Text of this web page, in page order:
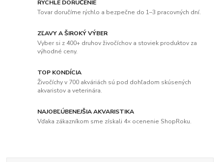
RÝCHLE DORUČENIE
Tovar doručíme rýchlo a bezpečne do 1–3 pracovných dní.
ZĽAVY A ŠIROKÝ VÝBER
Vyber si z 400+ druhov živočíchov a stoviek produktov za
výhodné ceny.
TOP KONDÍCIA
Živočíchy v 700 akváriách sú pod dohľadom skúsených
akvaristov a veterinára.
NAJOBĽÚBENEJŠIA AKVARISTIKA
Vďaka zákazníkom sme získali 4× ocenenie ShopRoku.